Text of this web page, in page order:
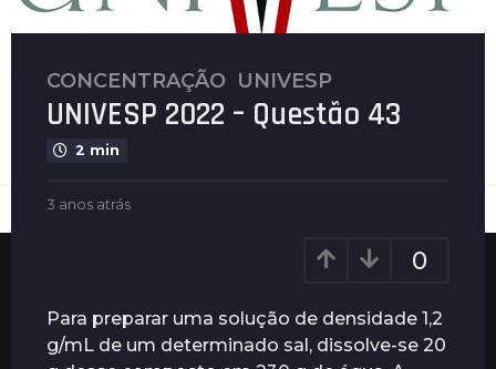
3
a
o
a
s
3
CONCENTRAÇÃO ,UNIVESP
UNIVESP 2022 – Questão 43
2 min
b
m
a
r
3 anos atrás
r
0
Para preparar uma solução de densidade 1,2
g/mL de um determinado sal, dissolve-se 20